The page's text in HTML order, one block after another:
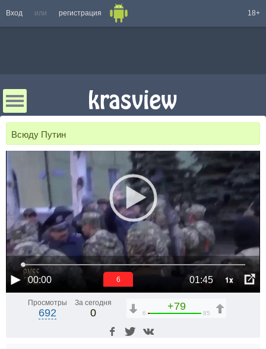
Вход или регистрация 18+
Всюду Путин
00:00 01:45 1x
6
Просмотры
692
За сегодня
0
+79
6 85